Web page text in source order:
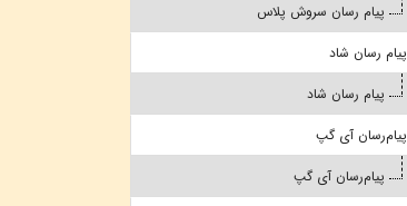
پیام رسان سروش پلاس
پیام رسان شاد
پیام رسان شاد
پیام‌رسان آی گپ
پیام‌رسان آی گپ